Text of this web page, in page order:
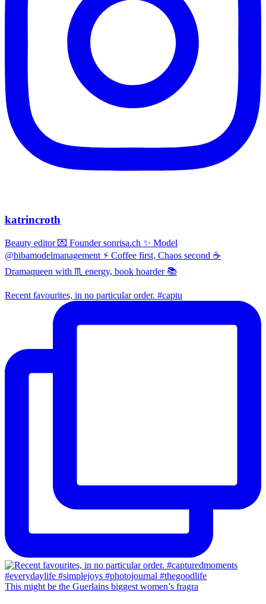
katrincroth
Beauty editor 💌 Founder sonrisa.ch ✨ Model
@bibamodelmanagement ⚡ Coffee first, Chaos second ☕
Dramaqueen with ♏ energy, book hoarder 📚
Recent favourites, in no particular order. #captu
This might be the Guerlains biggest women’s fragra